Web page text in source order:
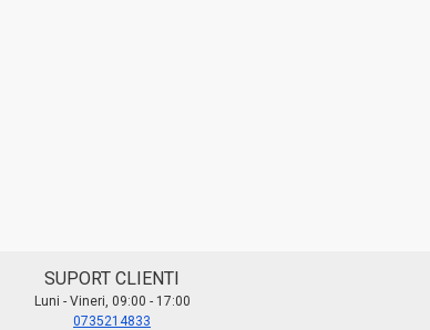
SUPORT CLIENTI
Luni - Vineri, 09:00 - 17:00
0735214833